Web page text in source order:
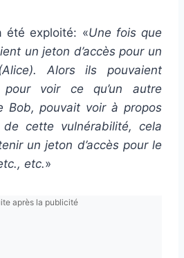
été exploité: «Une fois que
un jeton d’accès pour un
Alors ils pouvaient
voir ce qu’un autre
Bob, pouvait voir à propos
de cette vulnérabilité, cela
un jeton d’accès pour le
etc.»
après la publicité